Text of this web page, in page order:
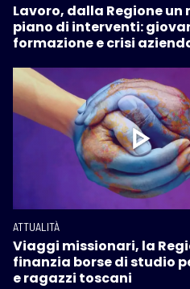
Lavoro, dalla Regione un
piano di interventi:
formazione e crisi
ATTUALITÀ
Viaggi missionari, la
finanzia borse di studio
e ragazzi toscani